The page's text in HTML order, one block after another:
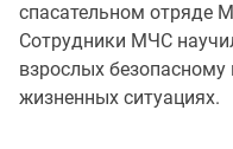
спасательном отряде
Сотрудники МЧС
взрослых
жизненных ситуациях.